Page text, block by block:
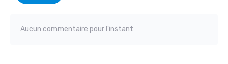
Aucun commentaire pour l'instant